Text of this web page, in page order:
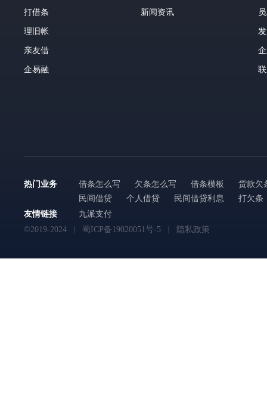
打借条
理旧帐
亲友借
企易融
新闻资讯
热门业务 借条怎么写 欠条怎么写 借条模板
货款欠
民间借贷
个人借贷 民间借贷利息
打欠条
友情链接
九派支付
©2019-2024
蜀ICP备19020051号-5 隐私政策